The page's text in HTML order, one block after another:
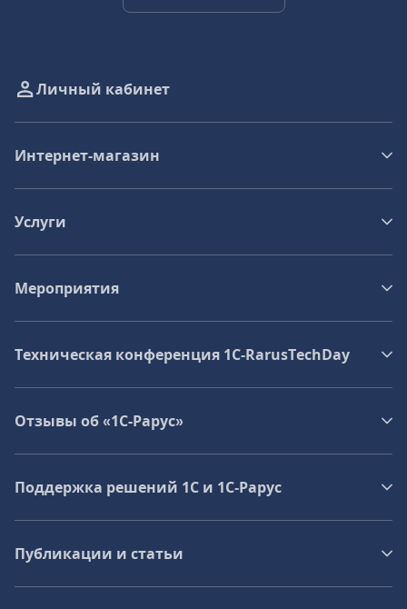
Личный кабинет
Интернет-магазин
Услуги
Мероприятия
Техническая конференция 1C‑RarusTechDay
Отзывы об «1С-Рарус»
Поддержка решений 1С и 1С‑Рарус
Публикации и статьи